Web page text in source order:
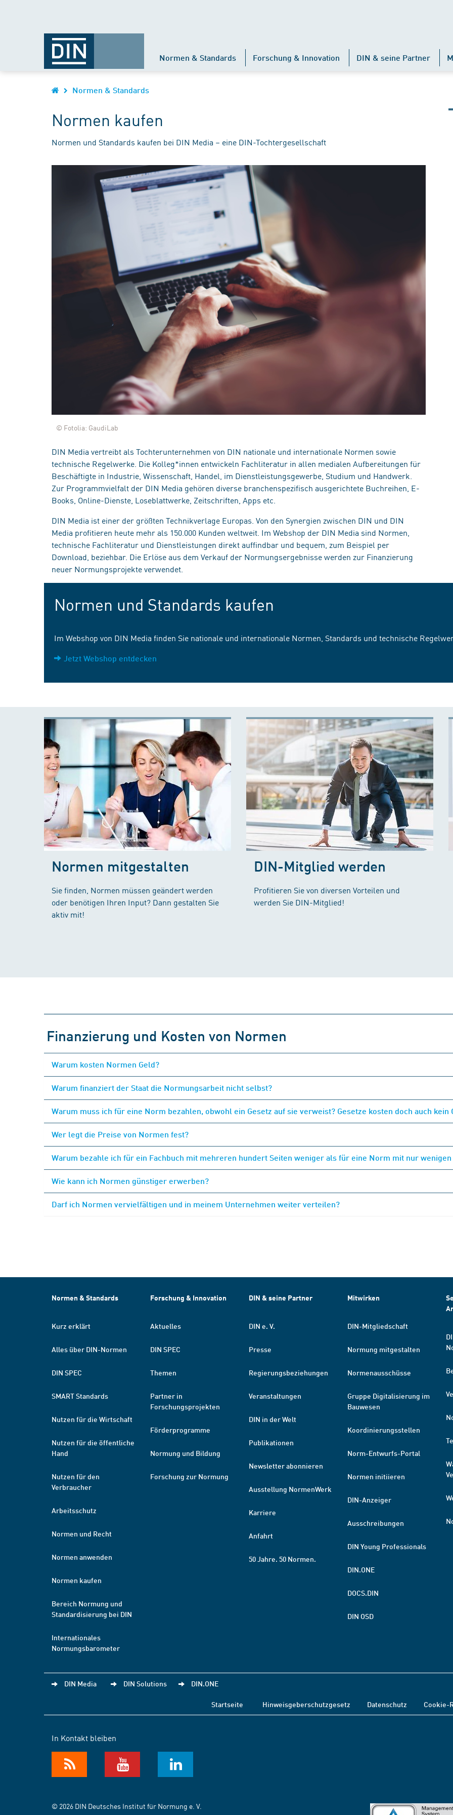
Normen & Standards Forschung & Innovation DIN & seine Partner
Normen & Standards
Normen kaufen
Normen und Standards kaufen bei DIN Media – eine DIN-Tochtergesellschaft
© Fotolia: GaudiLab
DIN Media vertreibt als Tochterunternehmen von DIN nationale und internationale Normen sowie
technische Regelwerke. Die Kolleg*innen entwickeln Fachliteratur in allen medialen Aufbereitungen für
Beschäftigte in Industrie, Wissenschaft, Handel, im Dienstleistungsgewerbe, Studium und Handwerk.
Zur Programmvielfalt der DIN Media gehören diverse branchenspezifisch ausgerichtete Buchreihen, E-
Books, Online-Dienste, Loseblattwerke, Zeitschriften, Apps etc.
DIN Media ist einer der größten Technikverlage Europas. Von den Synergien zwischen DIN und DIN
Media profitieren heute mehr als 150.000 Kunden weltweit. Im Webshop der DIN Media sind Normen,
technische Fachliteratur und Dienstleistungen direkt auffindbar und bequem, zum Beispiel per
Download, beziehbar. Die Erlöse aus dem Verkauf der Normungsergebnisse werden zur Finanzierung
neuer Normungsprojekte verwendet.
Normen und Standards kaufen
Im Webshop von DIN Media finden Sie nationale und internationale Normen, Standards und technische
Jetzt Webshop entdecken
Normen mitgestalten
Sie finden, Normen müssen geändert werden
oder benötigen Ihren Input? Dann gestalten Sie
aktiv mit!
DIN-Mitglied werden
Profitieren Sie von diversen Vorteilen und
werden Sie DIN-Mitglied!
Finanzierung und Kosten von Normen
Warum kosten Normen Geld?
Warum finanziert der Staat die Normungsarbeit nicht selbst?
Warum muss ich für eine Norm bezahlen, obwohl ein Gesetz auf sie verweist? Gesetze kosten doch auch kein
Wer legt die Preise von Normen fest?
Warum bezahle ich für ein Fachbuch mit mehreren hundert Seiten weniger als für eine Norm mit nur wenigen
Wie kann ich Normen günstiger erwerben?
Darf ich Normen vervielfältigen und in meinem Unternehmen weiter verteilen?
Normen & Standards
Kurz erklärt
Alles über DIN-Normen
DIN SPEC
SMART Standards
Nutzen für die Wirtschaft
Nutzen für die öffentliche
Hand
Nutzen für den
Verbraucher
Arbeitsschutz
Normen und Recht
Normen anwenden
Normen kaufen
Bereich Normung und
Standardisierung bei DIN
Internationales
Normungsbarometer
Forschung & Innovation
Aktuelles
DIN SPEC
Themen
Partner in
Forschungsprojekten
Förderprogramme
Normung und Bildung
Forschung zur Normung
DIN & seine Partner
DIN e. V.
Presse
Regierungsbeziehungen
Veranstaltungen
DIN in der Welt
Publikationen
Newsletter abonnieren
Ausstellung NormenWerk
Karriere
Anfahrt
50 Jahre. 50 Normen.
Mitwirken
DIN-Mitgliedschaft
Normung mitgestalten
Normenausschüsse
Gruppe Digitalisierung im
Bauwesen
Koordinierungsstellen
Norm-Entwurfs-Portal
Normen initiieren
DIN-Anzeiger
Ausschreibungen
DIN Young Professionals
DIN.ONE
DOCS.DIN
DIN OSD
DIN Media DIN Solutions DIN.ONE
Startseite Hinweisgeberschutzgesetz Datenschutz Cookie-
In Kontakt bleiben
© 2026 DIN Deutsches Institut für Normung e. V.